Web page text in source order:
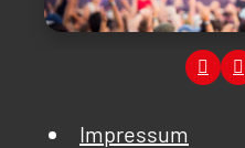
Impressum